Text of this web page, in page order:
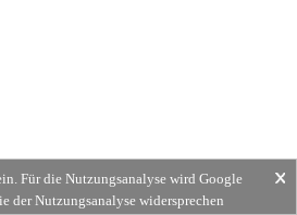
Für die Nutzungsanalyse wird Google
der Nutzungsanalyse widersprechen